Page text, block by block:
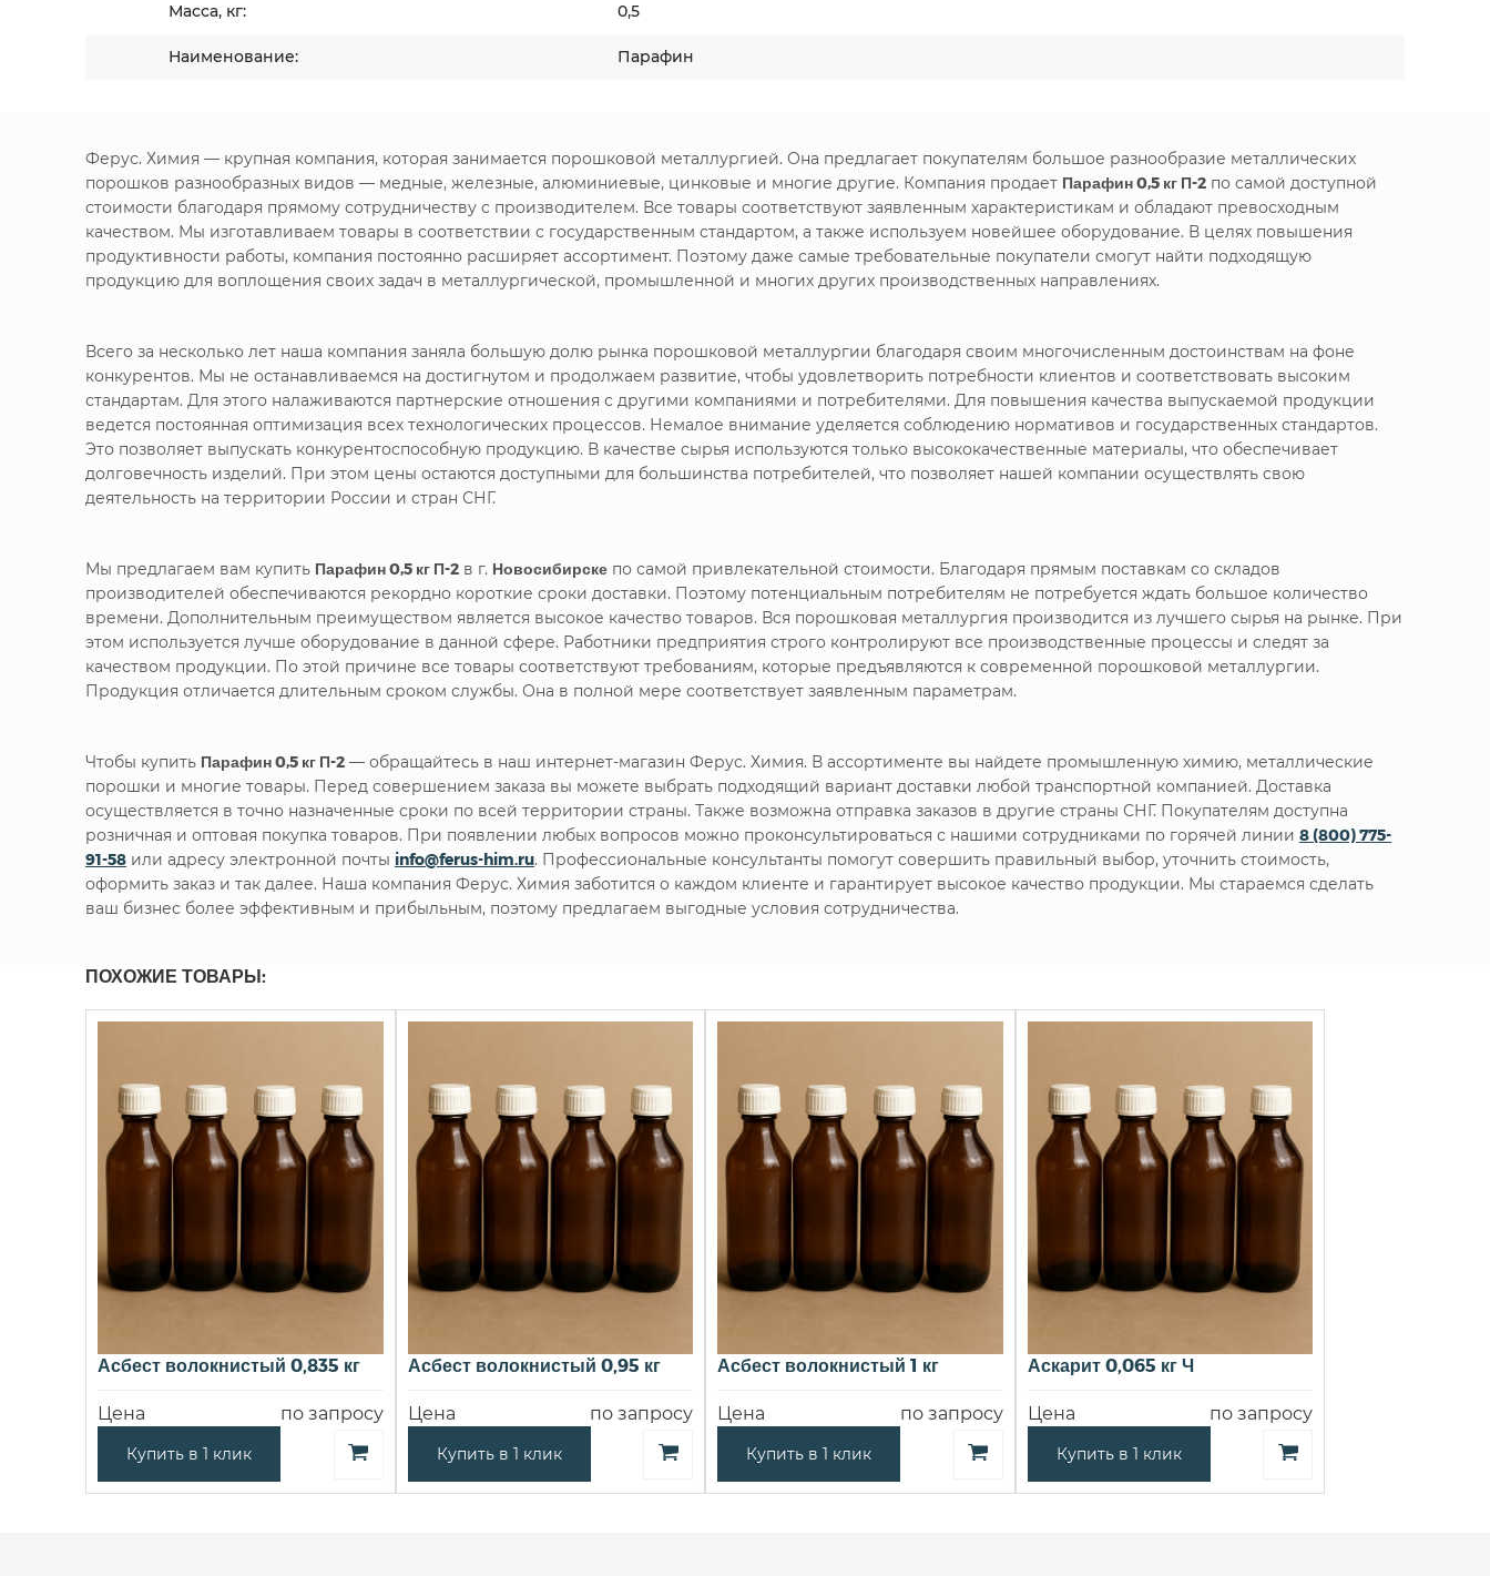
Масса, кг: 0,5
Наименование: Парафин
Ферус. Химия — крупная компания, которая занимается порошковой металлургией. Она предлагает покупателям большое разнообразие металлических
порошков разнообразных видов — медные, железные, алюминиевые, цинковые и многие другие. Компания продает Парафин 0,5 кг П-2 по самой доступной
стоимости благодаря прямому сотрудничеству с производителем. Все товары соответствуют заявленным характеристикам и обладают превосходным
качеством. Мы изготавливаем товары в соответствии с государственным стандартом, а также используем новейшее оборудование. В целях повышения
продуктивности работы, компания постоянно расширяет ассортимент. Поэтому даже самые требовательные покупатели смогут найти подходящую
продукцию для воплощения своих задач в металлургической, промышленной и многих других производственных направлениях.
Всего за несколько лет наша компания заняла большую долю рынка порошковой металлургии благодаря своим многочисленным достоинствам на фоне
конкурентов. Мы не останавливаемся на достигнутом и продолжаем развитие, чтобы удовлетворить потребности клиентов и соответствовать высоким
стандартам. Для этого налаживаются партнерские отношения с другими компаниями и потребителями. Для повышения качества выпускаемой продукции
ведется постоянная оптимизация всех технологических процессов. Немалое внимание уделяется соблюдению нормативов и государственных стандартов.
Это позволяет выпускать конкурентоспособную продукцию. В качестве сырья используются только высококачественные материалы, что обеспечивает
долговечность изделий. При этом цены остаются доступными для большинства потребителей, что позволяет нашей компании осуществлять свою
деятельность на территории России и стран СНГ.
Мы предлагаем вам купить Парафин 0,5 кг П-2 в г. Новосибирске по самой привлекательной стоимости. Благодаря прямым поставкам со складов
производителей обеспечиваются рекордно короткие сроки доставки. Поэтому потенциальным потребителям не потребуется ждать большое количество
времени. Дополнительным преимуществом является высокое качество товаров. Вся порошковая металлургия производится из лучшего сырья на рынке. При
этом используется лучше оборудование в данной сфере. Работники предприятия строго контролируют все производственные процессы и следят за
качеством продукции. По этой причине все товары соответствуют требованиям, которые предъявляются к современной порошковой металлургии.
Продукция отличается длительным сроком службы. Она в полной мере соответствует заявленным параметрам.
Чтобы купить Парафин 0,5 кг П-2 — обращайтесь в наш интернет-магазин Ферус. Химия. В ассортименте вы найдете промышленную химию, металлические
порошки и многие товары. Перед совершением заказа вы можете выбрать подходящий вариант доставки любой транспортной компанией. Доставка
осуществляется в точно назначенные сроки по всей территории страны. Также возможна отправка заказов в другие страны СНГ. Покупателям доступна
розничная и оптовая покупка товаров. При появлении любых вопросов можно проконсультироваться с нашими сотрудниками по горячей линии 8 (800) 775-
91-58 или адресу электронной почты info@ferus-him.ru. Профессиональные консультанты помогут совершить правильный выбор, уточнить стоимость,
оформить заказ и так далее. Наша компания Ферус. Химия заботится о каждом клиенте и гарантирует высокое качество продукции. Мы стараемся сделать
ваш бизнес более эффективным и прибыльным, поэтому предлагаем выгодные условия сотрудничества.
ПОХОЖИЕ ТОВАРЫ:
Асбест волокнистый 0,835 кг
Цена по запросу
Купить в 1 клик
Асбест волокнистый 0,95 кг
Цена по запросу
Купить в 1 клик
Асбест волокнистый 1 кг
Цена по запросу
Купить в 1 клик
Аскарит 0,065 кг Ч
Цена по запросу
Купить в 1 клик